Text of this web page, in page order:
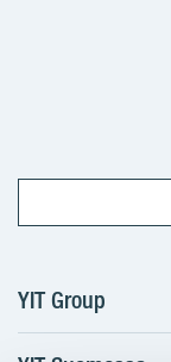
YIT Group